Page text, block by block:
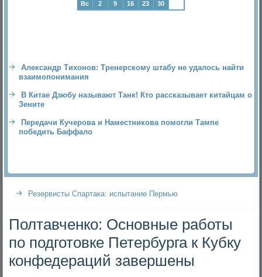
Вс
2 9 16 23 30
Александр Тихонов: Тренерскому штабу не удалось найти
взаимопонимания
В Китае Дзюбу называют Танк! Кто рассказывает китайцам о
Зените
Передачи Кучерова и Наместникова помогли Тампе
победить Баффало
Резервисты Спартака: испытание Пермью
Полтавченко: Основные работы
по подготовке Петербурга к Кубку
конфедераций завершены